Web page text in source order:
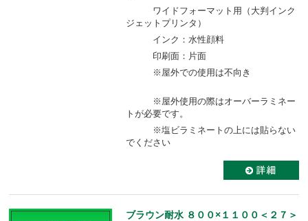
ワイドフォーマット用（大判インク
ジェットプリンタ）
インク：水性顔料
印刷面：片面
※屋外での使用は不向き
※屋外使用の際はオーバーラミネー
トが必要です。
※塩ビラミネートの上には貼らない
でください
ブラウン耐水 ８００×１１００＜２７＞